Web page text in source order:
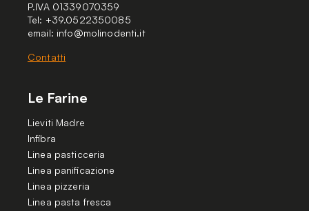
P.IVA 01339070359
Tel: +39.0522350085
email: info@molinodenti.it
Contatti
Le Farine
Lieviti Madre
Infibra
Linea pasticceria
Linea panificazione
Linea pizzeria
Linea pasta fresca